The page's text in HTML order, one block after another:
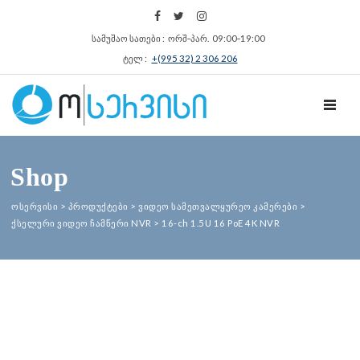
სამუშაო სათები : ორშ‑პარ. 09:00‑19:00
ტელ : +(995 32) 2 306 206
Shop
ოსერვისი > პროდუქტები > ვიდეო სამეთვალყურეო კამერები >
ქსელური ვიდეო ჩამწერი NVR > 16-ch 1.5U 16 PoE 4K NVR